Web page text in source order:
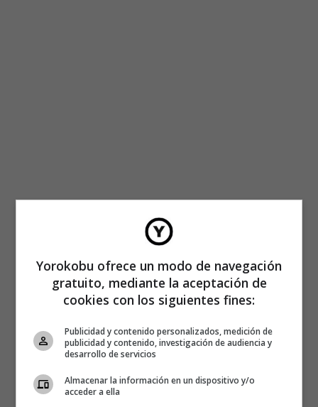
Yorokobu ofrece un modo de navegación
gratuito, mediante la aceptación de
cookies con los siguientes fines:
Publicidad y contenido personalizados, medición de
publicidad y contenido, investigación de audiencia y
desarrollo de servicios
Almacenar la información en un dispositivo y/o
acceder a ella